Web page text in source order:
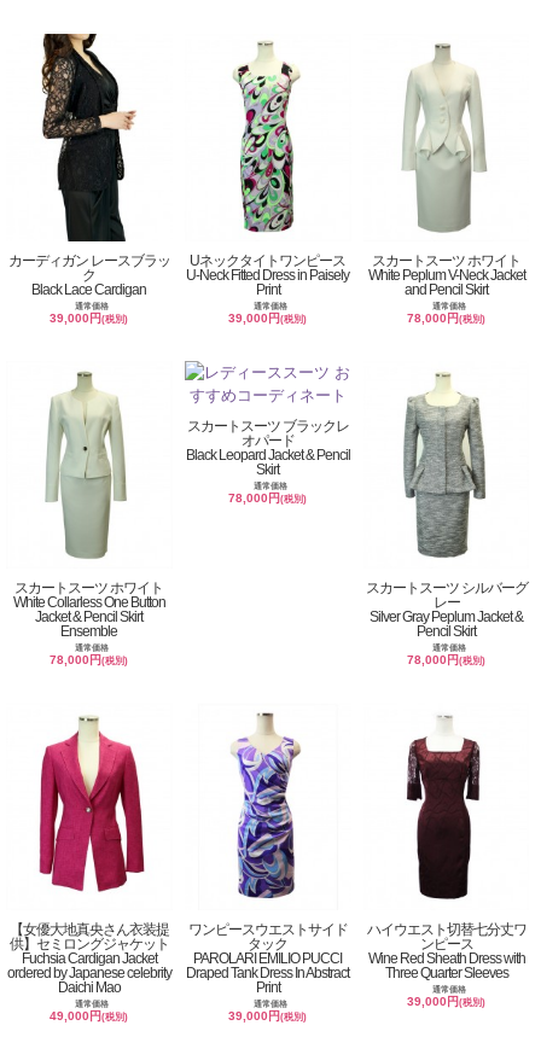
カーディガン レースブラッ
ク
Black Lace Cardigan
通常価格
39,000円(税別)
Uネックタイトワンピース
U-Neck Fitted Dress in Paisely
Print
通常価格
39,000円(税別)
スカートスーツ ホワイト
White Peplum V-Neck Jacket
and Pencil Skirt
通常価格
78,000円(税別)
スカートスーツ ホワイト
White Collarless One Button
Jacket & Pencil Skirt
Ensemble
通常価格
78,000円(税別)
スカートスーツ ブラックレ
オパード
Black Leopard Jacket & Pencil
Skirt
通常価格
78,000円(税別)
スカートスーツ シルバーグ
レー
Silver Gray Peplum Jacket &
Pencil Skirt
通常価格
78,000円(税別)
【女優大地真央さん衣装提
供】セミロングジャケット
Fuchsia Cardigan Jacket
ordered by Japanese celebrity
Daichi Mao
通常価格
49,000円(税別)
ワンピースウエストサイド
タック
PAROLARI EMILIO PUCCI
Draped Tank Dress In Abstract
Print
通常価格
39,000円(税別)
ハイウエスト切替七分丈ワ
ンピース
Wine Red Sheath Dress with
Three Quarter Sleeves
通常価格
39,000円(税別)